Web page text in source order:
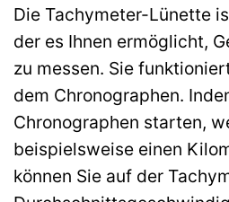
Die Tachymeter-Lünette
der es Ihnen ermöglicht,
zu messen. Sie
dem Chronographen.
Chronographen starten,
beispielsweise einen
können Sie auf der